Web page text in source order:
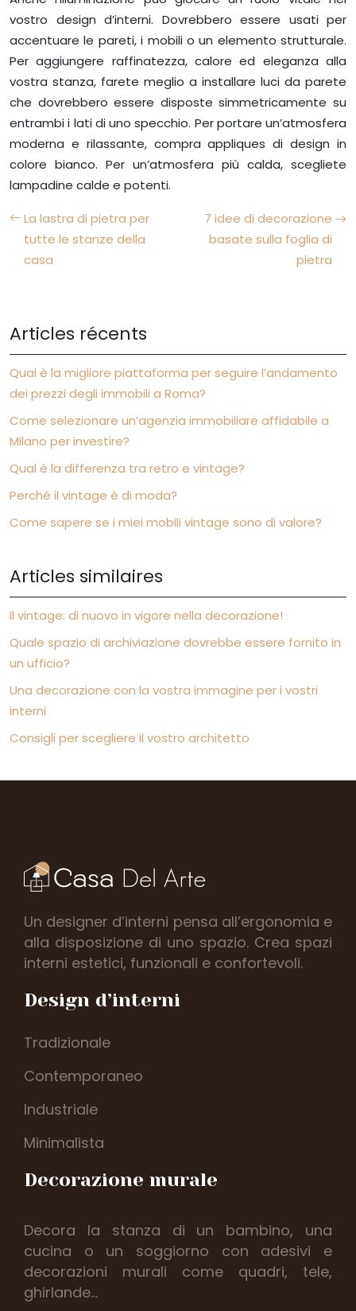
vostro design d’interni. Dovrebbero essere usati per
accentuare le pareti, i mobili o un elemento strutturale.
Per aggiungere raffinatezza, calore ed eleganza alla
vostra stanza, farete meglio a installare luci da parete
che dovrebbero essere disposte simmetricamente su
entrambi i lati di uno specchio. Per portare un’atmosfera
moderna e rilassante, compra appliques di design in
colore bianco. Per un’atmosfera più calda, scegliete
lampadine calde e potenti.
La lastra di pietra per
tutte le stanze della
casa
7 idee di decorazione
basate sulla foglia di
pietra
Articles récents
Qual è la migliore piattaforma per seguire l’andamento
dei prezzi degli immobili a Roma?
Come selezionare un’agenzia immobiliare affidabile a
Milano per investire?
Qual è la differenza tra retro e vintage?
Perché il vintage è di moda?
Come sapere se i miei mobili vintage sono di valore?
Articles similaires
Il vintage: di nuovo in vigore nella decorazione!
Quale spazio di archiviazione dovrebbe essere fornito in
un ufficio?
Una decorazione con la vostra immagine per i vostri
interni
Consigli per scegliere il vostro architetto
Un designer d’interni pensa all’ergonomia e
alla disposizione di uno spazio. Crea spazi
interni estetici, funzionali e confortevoli.
Design d’interni
Tradizionale
Contemporaneo
Industriale
Minimalista
Decorazione murale
Decora la stanza di un bambino, una
cucina o un soggiorno con adesivi e
decorazioni murali come quadri, tele,
ghirlande…